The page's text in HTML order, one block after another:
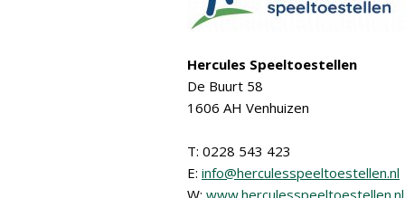
Hercules Speeltoestellen
De Buurt 58
1606 AH Venhuizen
T: 0228 543 423
E: info@herculesspeeltoestellen.nl
W: